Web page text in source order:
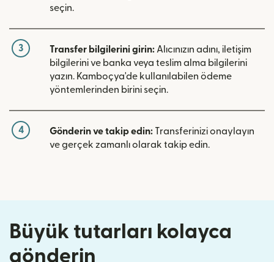
seçin.
3 Transfer bilgilerini girin: Alıcınızın adını, iletişim
bilgilerini ve banka veya teslim alma bilgilerini
yazın. Kamboçya'de kullanılabilen ödeme
yöntemlerinden birini seçin.
4 Gönderin ve takip edin: Transferinizi onaylayın
ve gerçek zamanlı olarak takip edin.
Büyük tutarları kolayca
gönderin